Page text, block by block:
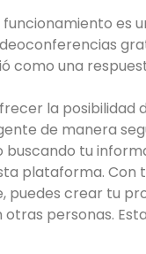
es
como una
la posibilidad
de manera
tu
plataforma.
crear tu
personas.